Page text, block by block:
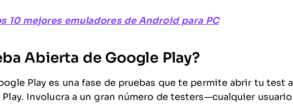
10 mejores emuladores de Android para PC
Abierta de Google Play?
Play es una fase de pruebas que te permite abrir tu test a
Involucra a un gran número de testers—cualquier usuario